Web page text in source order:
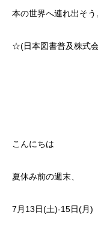
本の世界へ連れ出そう
☆(日本図書普及株式
こんにちは
夏休み前の週末、
7月13日(土)-15日(月)